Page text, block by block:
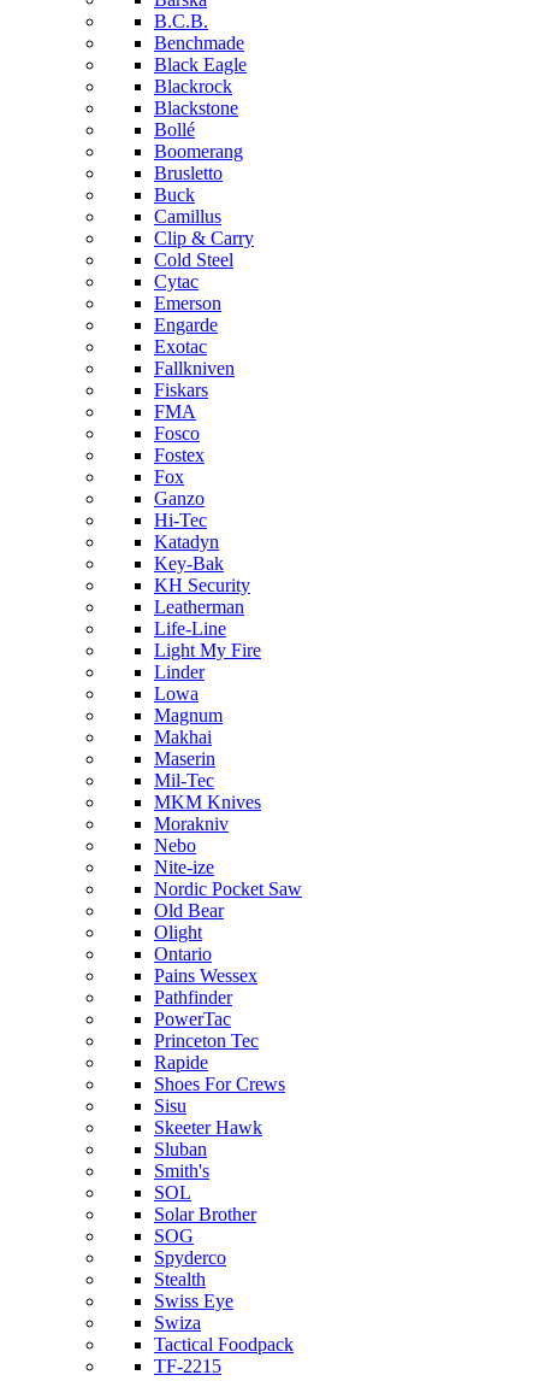
B.C.B.
Benchmade
Black Eagle
Blackrock
Blackstone
Bollé
Boomerang
Brusletto
Buck
Camillus
Clip & Carry
Cold Steel
Cytac
Emerson
Engarde
Exotac
Fallkniven
Fiskars
FMA
Fosco
Fostex
Fox
Ganzo
Hi-Tec
Katadyn
Key-Bak
KH Security
Leatherman
Life-Line
Light My Fire
Linder
Lowa
Magnum
Makhai
Maserin
Mil-Tec
MKM Knives
Morakniv
Nebo
Nite-ize
Nordic Pocket Saw
Old Bear
Olight
Ontario
Pains Wessex
Pathfinder
PowerTac
Princeton Tec
Rapide
Shoes For Crews
Sisu
Skeeter Hawk
Sluban
Smith's
SOL
Solar Brother
SOG
Spyderco
Stealth
Swiss Eye
Swiza
Tactical Foodpack
TF-2215